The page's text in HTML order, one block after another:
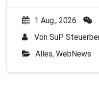
1 Aug., 2026
Von SuP
Alles, WebNews